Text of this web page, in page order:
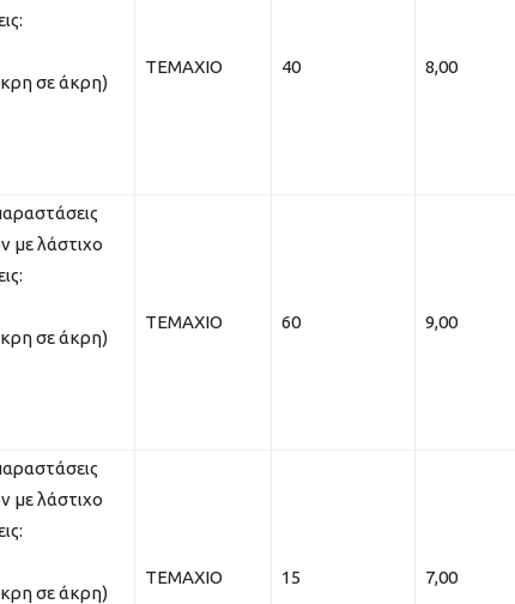
σε άκρη)
ΤΕΜΑΧΙΟ 40 8,00
λάστιχο
σε άκρη)
ΤΕΜΑΧΙΟ 60 9,00
λάστιχο
σε άκρη)
ΤΕΜΑΧΙΟ 15 7,00